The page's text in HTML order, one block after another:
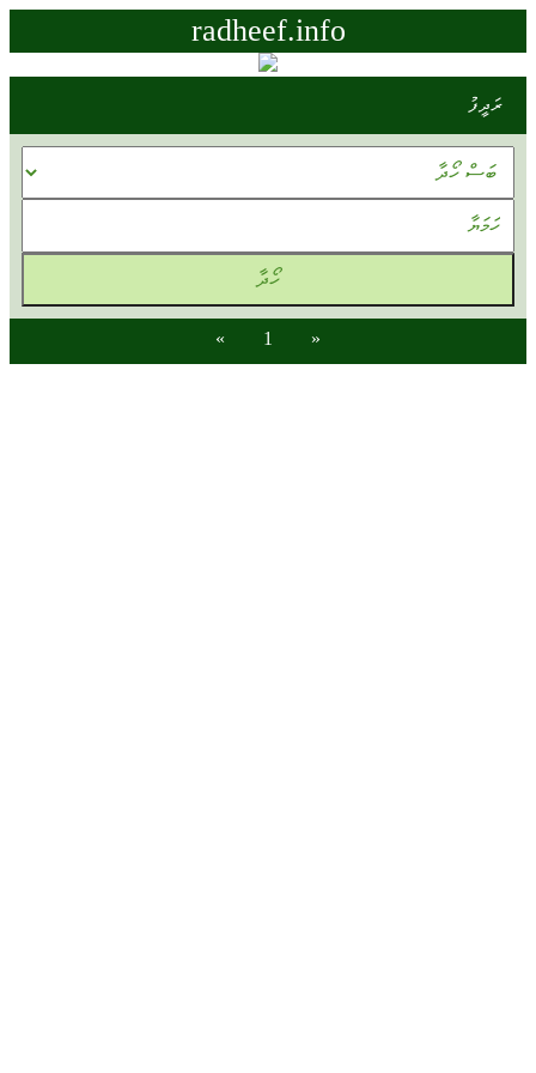
radheef.info
ރަދީފު
«
1
»